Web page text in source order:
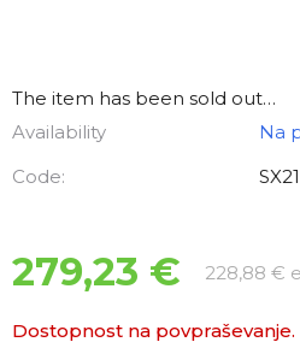
The item has been sold out…
Availability
Na
Code:
279,23 € 228,88 €
Dostopnost na povpraševanje.